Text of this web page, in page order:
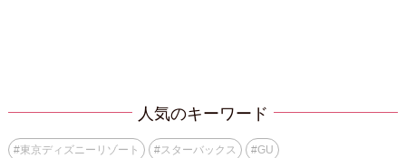
人気のキーワード
#東京ディズニーリゾート #スターバックス #GU